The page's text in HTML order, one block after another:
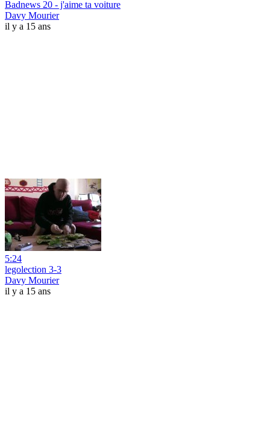
Badnews 20 - j'aime ta voiture
Davy Mourier
il y a 15 ans
5:24
legolection 3-3
Davy Mourier
il y a 15 ans